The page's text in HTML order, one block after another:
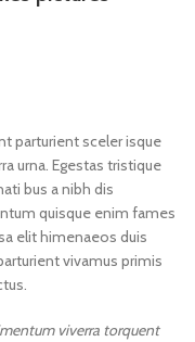
parturient sceler isque
urna. Egestas tristique
bus a nibh dis
quisque enim fames
elit himenaeos duis
vivamus primis
viverra torquent